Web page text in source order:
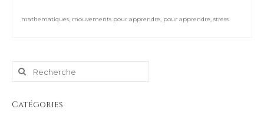
mathematiques, mouvements pour apprendre, pour apprendre, stress
Rechercher
Catégories